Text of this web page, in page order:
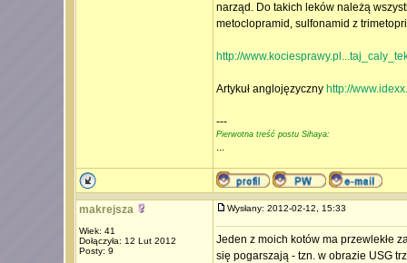
narząd. Do takich leków należą
metoclopramid, sulfonamid z
http://
Artykuł anglojęzyczny http://
---
Pierwotna treść postu Sihaya:
...
makrejsza
Wiek: 41
Dołączyła: 12 Lut 2012
Posty: 9
Wysłany: 2012-02-12, 15:33
Jeden z moich kotów ma przewlekłe
się pogarszają - tzn. w obrazie USG